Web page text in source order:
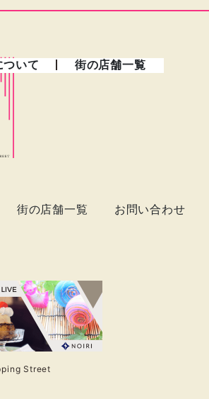
いて 街の店舗一覧
街の店舗一覧 お問い合わせ
Street